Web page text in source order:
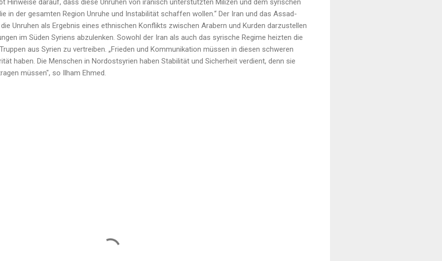
Hinweise darauf, dass diese Unruhen von iranisch unterstützten Milizen und dem syrischen
in der gesamten Region Unruhe und Instabilität schaffen wollen.“ Der Iran und das Assad-
Unruhen als Ergebnis eines ethnischen Konflikts zwischen Arabern und Kurden darzustellen
im Süden Syriens abzulenken. Sowohl der Iran als auch das syrische Regime heizten die
aus Syrien zu vertreiben. „Frieden und Kommunikation müssen in diesen schweren
haben. Die Menschen in Nordostsyrien haben Stabilität und Sicherheit verdient, denn sie
müssen", so Ilham Ehmed.